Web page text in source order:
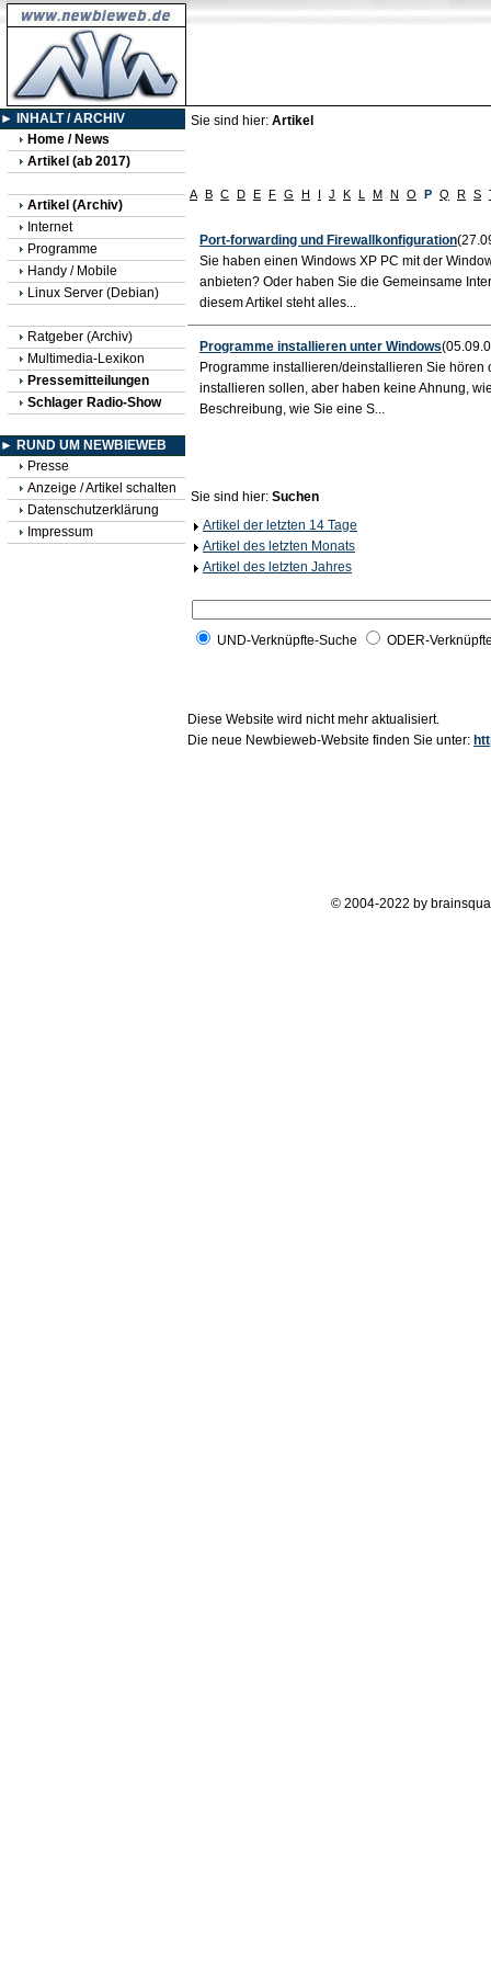
► INHALT / ARCHIV
Home / News
Artikel (ab 2017)
Artikel (Archiv)
Internet
Programme
Handy / Mobile
Linux Server (Debian)
Ratgeber (Archiv)
Multimedia-Lexikon
Pressemitteilungen
Schlager Radio-Show
► RUND UM NEWBIEWEB
Presse
Anzeige / Artikel schalten
Datenschutzerklärung
Impressum
Sie sind hier: Artikel
A B C D E F G H I J K L M N O P Q R S
Port-forwarding und Firewallkonfiguration
Sie haben einen Windows XP PC mit der
anbieten? Oder haben Sie die Gemeinsame
diesem Artikel steht alles...
Programme installieren unter Windows
Programme installieren/deinstallieren Sie
installieren sollen, aber haben keine Ahnung,
Beschreibung, wie Sie eine S...
Sie sind hier: Suchen
Artikel der letzten 14 Tage
Artikel des letzten Monats
Artikel des letzten Jahres
UND-Verknüpfte-Suche ODER-
Diese Website wird nicht mehr aktualisiert.
Die neue Newbieweb-Website finden Sie unter:
© 2004-2022 by